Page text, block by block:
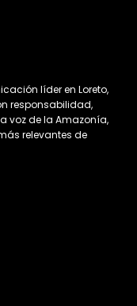
líder en Loreto,
responsabilidad,
voz de la Amazonía,
relevantes de